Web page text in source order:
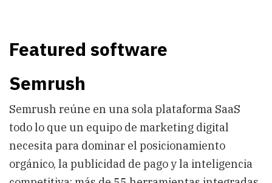
Featured software
Semrush
Semrush reúne en una sola plataforma SaaS
todo lo que un equipo de marketing digital
necesita para dominar el posicionamiento
orgánico, la publicidad de pago y la inteligencia